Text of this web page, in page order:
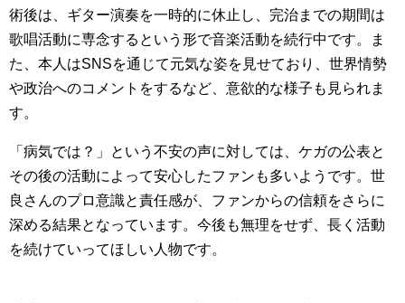
術後は、ギター演奏を一時的に休止し、完治までの期間は
歌唱活動に専念するという形で音楽活動を続行中です。ま
た、本人はSNSを通じて元気な姿を見せており、世界情勢
や政治へのコメントをするなど、意欲的な様子も見られま
す。
「病気では？」という不安の声に対しては、ケガの公表と
その後の活動によって安心したファンも多いようです。世
良さんのプロ意識と責任感が、ファンからの信頼をさらに
深める結果となっています。今後も無理をせず、長く活動
を続けていってほしい人物です。